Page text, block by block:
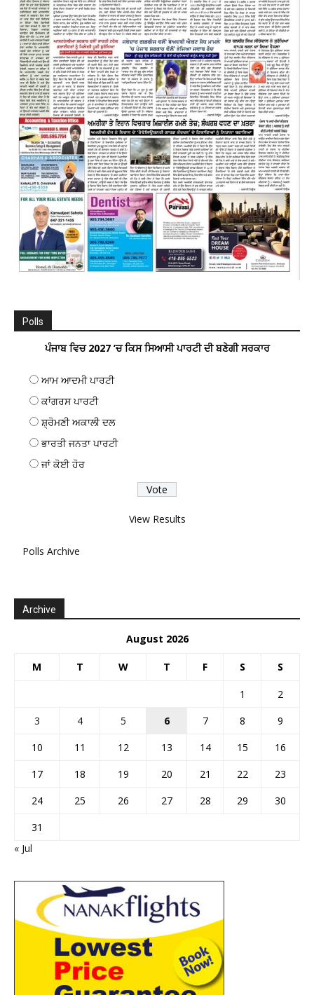
Polls
ਪੰਜਾਬ ਵਿਚ 2027 ’ਚ ਕਿਸ ਸਿਆਸੀ ਪਾਰਟੀ ਦੀ ਬਣੇਗੀ ਸਰਕਾਰ
ਆਮ ਆਦਮੀ ਪਾਰਟੀ
ਕਾਂਗਰਸ ਪਾਰਟੀ
ਸ਼੍ਰੋਮਣੀ ਅਕਾਲੀ ਦਲ
ਭਾਰਤੀ ਜਨਤਾ ਪਾਰਟੀ
ਜਾਂ ਕੋਈ ਹੋਰ
View Results
Polls Archive
Archive
August 2026
M T W T F S S
1
2
3
4 5 6 7 8
9
10
11 12 13 14 15
16
17
18 19 20 21 22
23
24
25 26 27 28 29
30
31
« Jul